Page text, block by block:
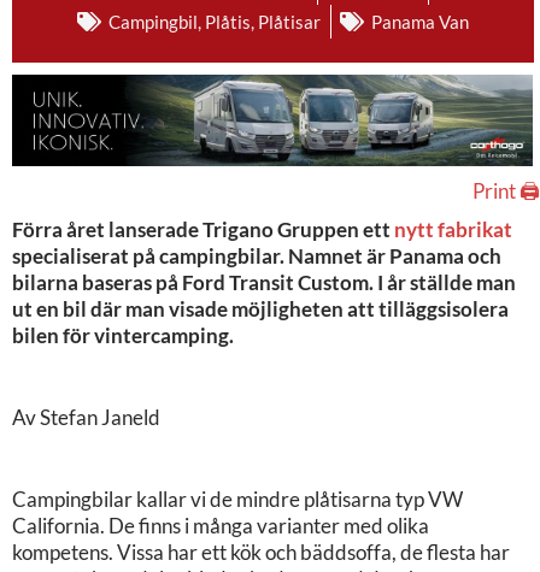
Campingbil, Plåtis, Plåtisar Panama Van
Print 🖨
Förra året lanserade Trigano Gruppen ett nytt fabrikat
specialiserat på campingbilar. Namnet är Panama och
bilarna baseras på Ford Transit Custom. I år ställde man
ut en bil där man visade möjligheten att tilläggsisolera
bilen för vintercamping.
Av Stefan Janeld
Campingbilar kallar vi de mindre plåtisarna typ VW
California. De finns i många varianter med olika
kompetens. Vissa har ett kök och bäddsoffa, de flesta har